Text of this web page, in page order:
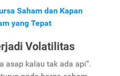
Saham dan Kapan
yang Tepat
Volatilitas
asap kalau tak ada api”.